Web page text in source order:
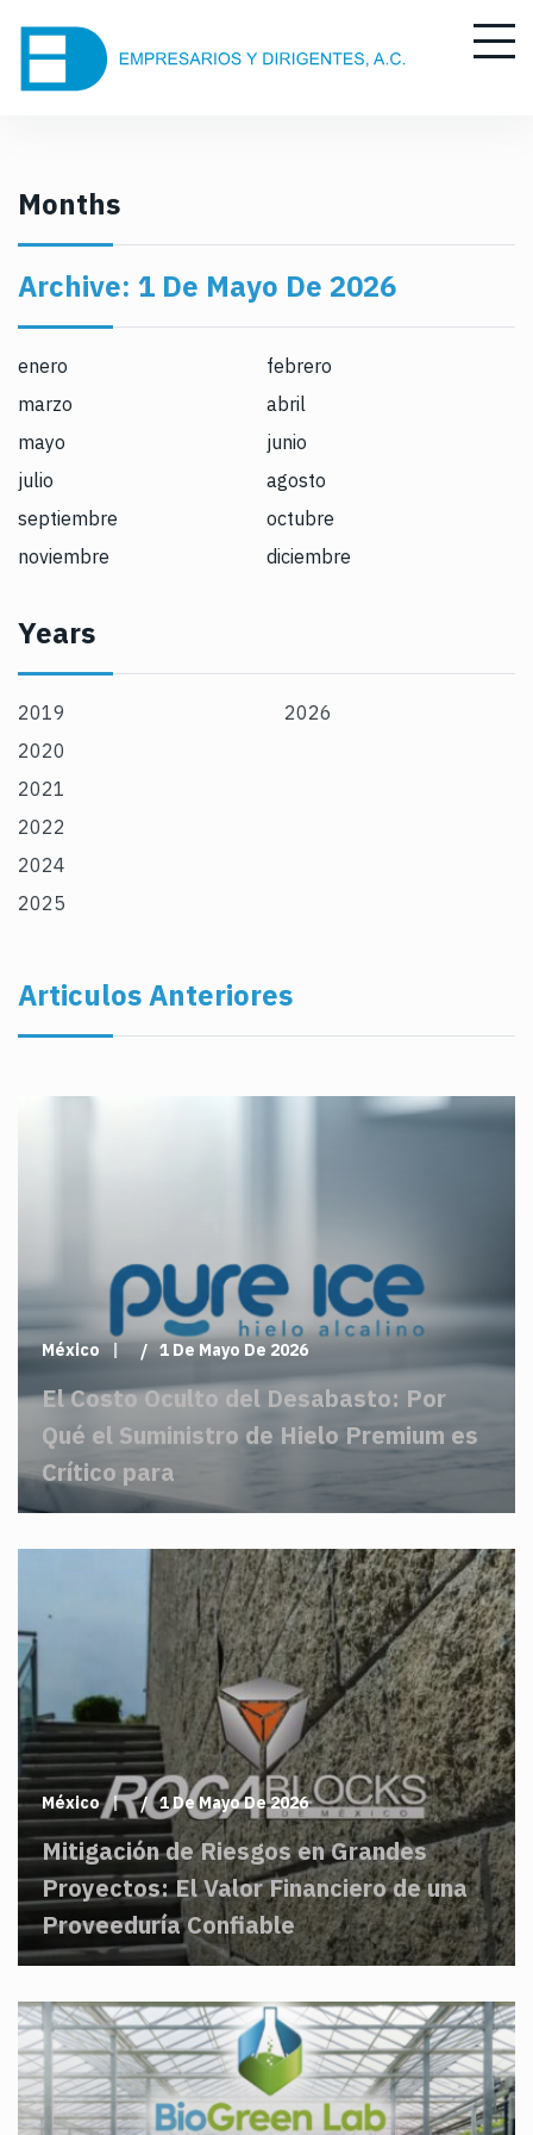
Months
Archive: 1 De Mayo De 2026
enero
febrero
marzo
abril
mayo
junio
julio
agosto
septiembre
octubre
noviembre
diciembre
Years
2019
2020
2021
2022
2024
2025
2026
Articulos Anteriores
México 1 De Mayo De 2026
El Costo Oculto del Desabasto: Por
Qué el Suministro de Hielo Premium es
Crítico para
México 1 De Mayo De 2026
Mitigación de Riesgos en Grandes
Proyectos: El Valor Financiero de una
Proveeduría Confiable